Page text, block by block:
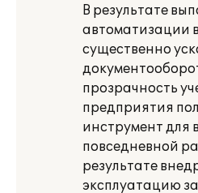
В результате
автоматизации
существенно
прозрачность
предприятия
инструмент для
повседневной
результате
эксплуатацию